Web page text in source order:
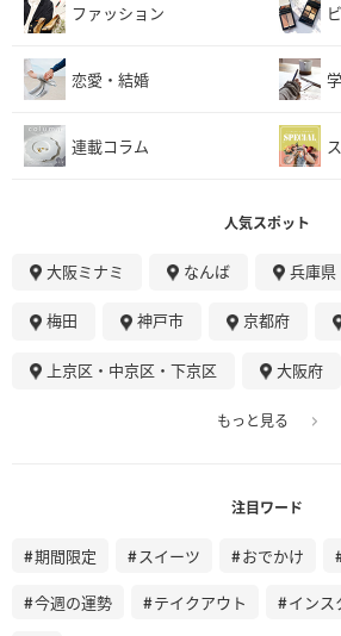
ファッション
恋愛・結婚
連載コラム
人気スポット
大阪ミナミ なんば 兵庫県
梅田 神戸市 京都府
上京区・中京区・下京区 大阪府
もっと見る
注目ワード
期間限定 スイーツ おでかけ
今週の運勢 テイクアウト インス